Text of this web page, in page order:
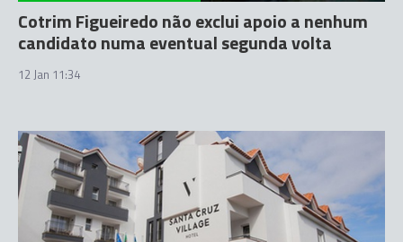
Cotrim Figueiredo não exclui apoio a nenhum
candidato numa eventual segunda volta
12 Jan 11:34